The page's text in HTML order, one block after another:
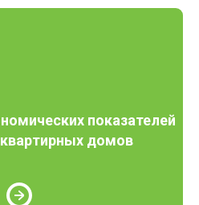
показателей
домов